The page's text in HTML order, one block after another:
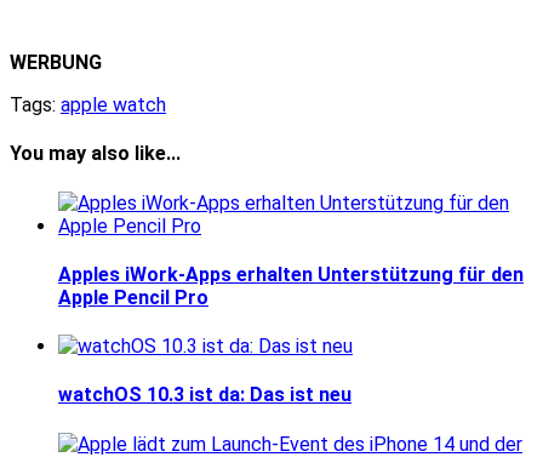
WERBUNG
Tags: apple watch
You may also like...
Apples iWork-Apps erhalten Unterstützung für den
Apple Pencil Pro
watchOS 10.3 ist da: Das ist neu